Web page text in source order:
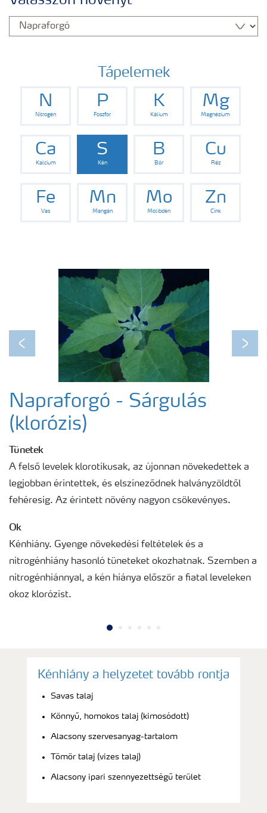
Yara adatbázis
Kísérleti eredmények
Kiadványaink
Egészséges növény - egészséges bolygó
Fenológiai ábrák
Tápelemek
N
Nitrogén
P
Foszfor
K
Kálium
Mg
Magnézium
Ca
Kalcium
S
Kén
B
Bór
Cu
Réz
Fe
Vas
Mn
Mangán
Mo
Molibdén
Zn
Cink
Previous Next
Napraforgó - Sárgulás
(klorózis)
Tünetek
A felső levelek klorotikusak, az újonnan növekedettek a
legjobban érintettek, és elszíneződnek halványzöldtől
fehéresig. Az érintett növény nagyon csökevényes.
Ok
Kénhiány. Gyenge növekedési feltételek és a
nitrogénhiány hasonló tüneteket okozhatnak. Szemben a
nitrogénhiánnyal, a kén hiánya először a fiatal leveleken
okoz klorózist.
Kénhiány a helyzetet tovább rontja
Savas talaj
Könnyű, homokos talaj (kimosódott)
Alacsony szervesanyag-tartalom
Tömör talaj (vizes talaj)
Alacsony ipari szennyezettségű terület